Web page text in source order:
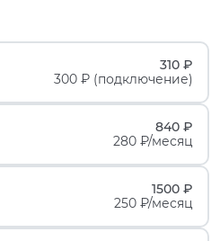
310 ₽
300 ₽ (подключение)
840 ₽
280 ₽/месяц
1500 ₽
250 ₽/месяц